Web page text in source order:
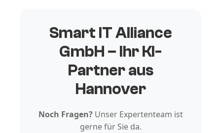
Smart IT Alliance
GmbH – Ihr KI-
Partner aus
Hannover
Noch Fragen?Unser Expertenteam ist
gerne für Sie da.